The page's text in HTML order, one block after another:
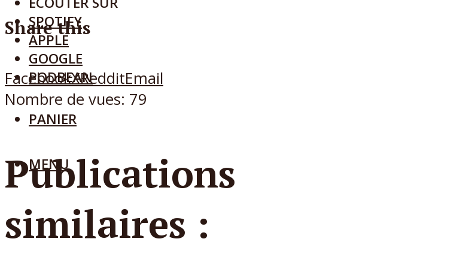
SPOTIFY
APPLE
GOOGLE
PODBEAN
PANIER
MENU
Share this
FacebookXRedditEmail
Nombre de vues: 79
Publications
similaires :